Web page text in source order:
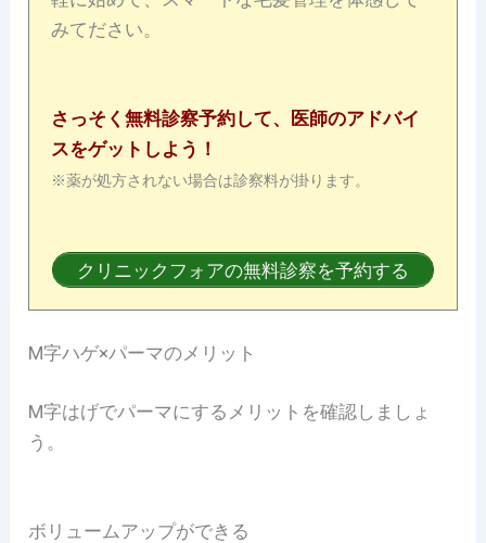
みてださい。
さっそく無料診察予約して、医師のアドバイ
スをゲットしよう！
※薬が処方されない場合は診察料が掛ります。
クリニックフォアの無料診察を予約する
M字ハゲ×パーマのメリット
M字はげでパーマにするメリットを確認しましょ
う。
ボリュームアップができる